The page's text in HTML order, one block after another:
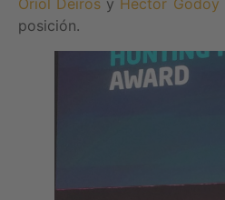
posición.